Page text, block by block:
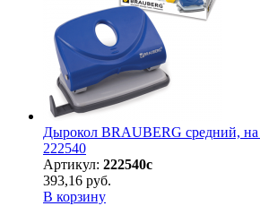
Дырокол BRAUBERG средний, на
222540
Артикул: 222540с
393,16 руб.
В корзину